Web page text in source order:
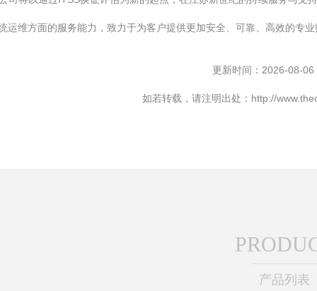
运维方面的服务能力，致力于为客户提供更加安全、可靠、高效的专
更新时间：2026-08-06
如若转载，请注明出处：http://
产品列表